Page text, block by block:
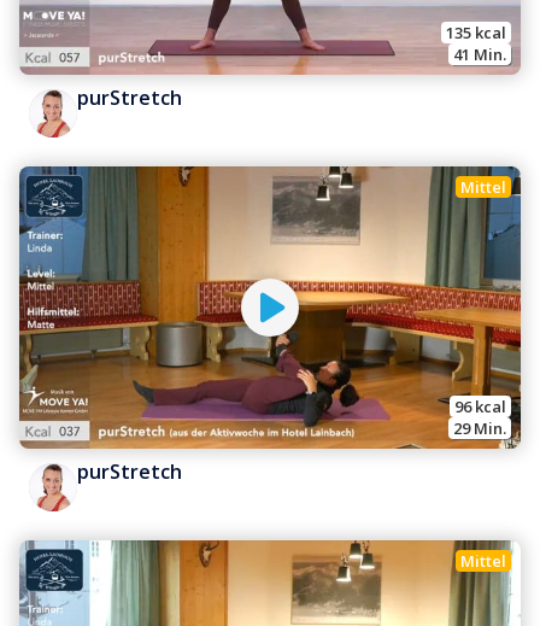
135 kcal
41 Min.
purStretch
Mittel
96 kcal
29 Min.
purStretch
Mittel